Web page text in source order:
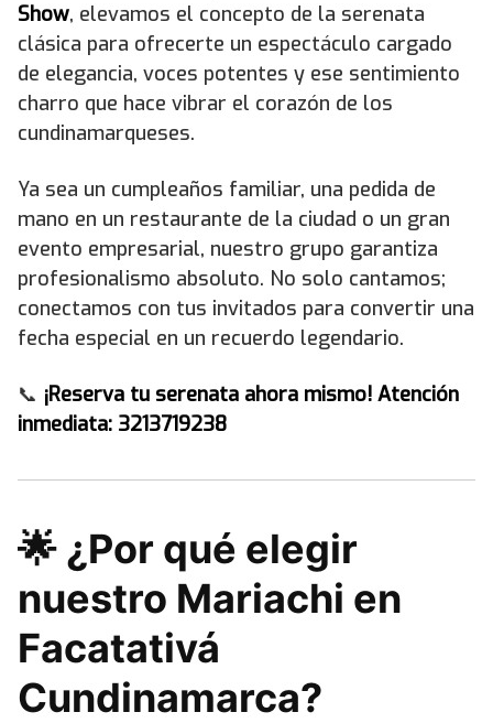
Show, elevamos el concepto de la serenata
clásica para ofrecerte un espectáculo cargado
de elegancia, voces potentes y ese sentimiento
charro que hace vibrar el corazón de los
cundinamarqueses.
Ya sea un cumpleaños familiar, una pedida de
mano en un restaurante de la ciudad o un gran
evento empresarial, nuestro grupo garantiza
profesionalismo absoluto. No solo cantamos;
conectamos con tus invitados para convertir una
fecha especial en un recuerdo legendario.
📞 ¡Reserva tu serenata ahora mismo! Atención
inmediata: 3213719238
🌟 ¿Por qué elegir
nuestro Mariachi en
Facatativá
Cundinamarca?